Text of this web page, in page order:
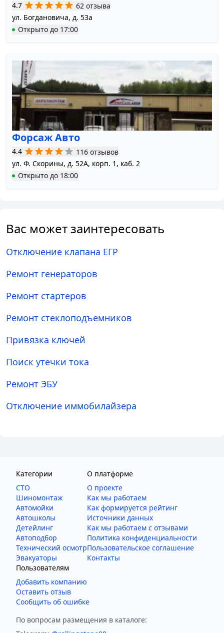
4.7
62 отзыва
ул. Богдановича, д. 53а
Открыто до 17:00
Форсаж Авто
4.4
116 отзывов
ул. Ф. Скорины, д. 52А, корп. 1, каб. 2
Открыто до 18:00
Вас может заинтересовать
Отключение клапана ЕГР
Ремонт генераторов
Ремонт стартеров
Ремонт стеклоподъемников
Привязка ключей
Поиск утечки тока
Ремонт ЭБУ
Отключение иммобилайзера
Категории
СТО
Шиномонтаж
Автомойки
Автошколы
Детейлинг
Автоподбор
Технический осмотр
Эвакуаторы
О платформе
О проекте
Как мы работаем
Как формируется рейтинг
Источники данных
Как мы работаем с отзывами
Политика конфиденциальности
Пользовательское соглашение
Контакты
Пользователям
Добавить компанию
Оставить отзыв
Сообщить об ошибке
По вопросам размещения в каталоге: